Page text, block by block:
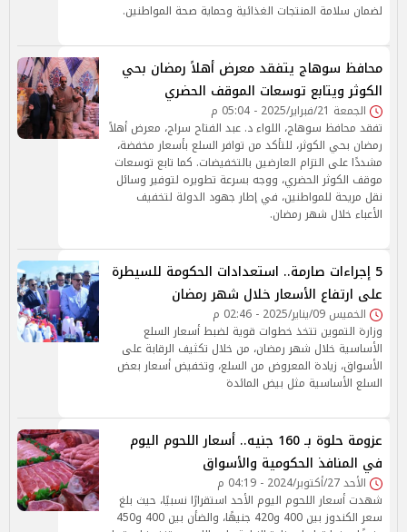
لضمان سلامة المنتجات الغذائية وحماية صحة المواطنين.
محافظ سوهاج يتفقد معرض أهلاً رمضان بحي
الكوثر ويتابع توسعات الموقف الحضري
الجمعة 21/فبراير/2025 - 05:04 م
تفقد محافظ سوهاج، اللواء د. عبد الفتاح سراج، معرض أهلاً
رمضان بحي الكوثر، للتأكد من توافر السلع بأسعار مخفضة،
مشددًا على التزام العارضين بالتخفيضات. كما تابع توسعات
موقف الكوثر الحضري، ووجه بسرعة تطويره لتوفير وسائل
نقل مريحة للمواطنين، في إطار جهود الدولة لتخفيف
الأعباء خلال شهر رمضان.
5 إجراءات صارمة.. استعدادات الحكومة للسيطرة
على ارتفاع الأسعار خلال شهر رمضان
الخميس 09/يناير/2025 - 02:46 م
وزارة التموين تتخذ خطوات قوية لضبط أسعار السلع
الأساسية خلال شهر رمضان، من خلال تكثيف الرقابة على
الأسواق، زيادة المعروض من السلع، وتخفيض أسعار بعض
السلع الأساسية مثل بيض المائدة
عزومة حلوة بـ 160 جنيه.. أسعار اللحوم اليوم
في المنافذ الحكومية والأسواق
الأحد 27/أكتوبر/2024 - 04:19 م
شهدت أسعار اللحوم اليوم الأحد استقرارًا نسبيًا، حيث بلغ
سعر الكندوز بين 400 و420 جنيهًا، والضأن بين 400 و450